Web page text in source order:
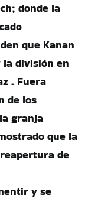
donde la
que Kanan
la división en
. Fuera
de los
granja
que la
de
y se